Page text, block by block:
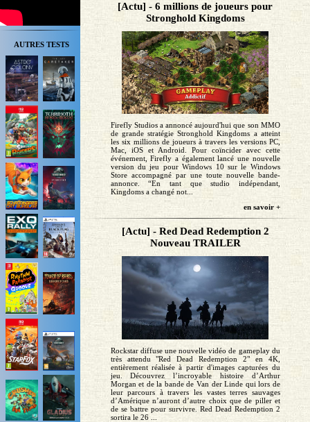
AUTRES TESTS
[Actu] - 6 millions de joueurs pour
Stronghold Kingdoms
Firefly Studios a annoncé aujourd'hui que son MMO
de grande stratégie Stronghold Kingdoms a atteint
les six millions de joueurs à travers les versions PC,
Mac, iOS et Android. Pour coïncider avec cette
événement, Firefly a également lancé une nouvelle
version du jeu pour Windows 10 sur le Windows
Store accompagné par une toute nouvelle bande-
annonce. “En tant que studio indépendant,
Kingdoms a changé not...
en savoir +
[Actu] - Red Dead Redemption 2
Nouveau TRAILER
Rockstar diffuse une nouvelle vidéo de gameplay du
très attendu "Red Dead Redemption 2" en 4K,
entièrement réalisée à partir d'images capturées du
jeu. Découvrez l’incroyable histoire d’Arthur
Morgan et de la bande de Van der Linde qui lors de
leur parcours à travers les vastes terres sauvages
d’Amérique n’auront d’autre choix que de piller et
de se battre pour survivre. Red Dead Redemption 2
sortira le 26 ...